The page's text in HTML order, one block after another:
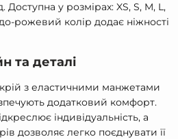
у розмірах: XS, S, M, L,
рожевий колір додає ніжності
та деталі
з еластичними манжетами
додатковий комфорт.
індивідуальність, а
дозволяє легко поєднувати її